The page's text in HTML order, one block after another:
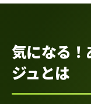
気になる
ジュとは